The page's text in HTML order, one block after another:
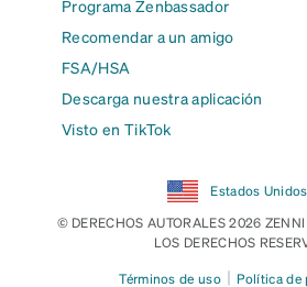
Programa Zenbassador
Recomendar a un amigo
FSA/HSA
Descarga nuestra aplicación
Visto en TikTok
Estados Unidos
© DERECHOS AUTORALES 2026
LOS DERECHOS
Términos de uso | Política de